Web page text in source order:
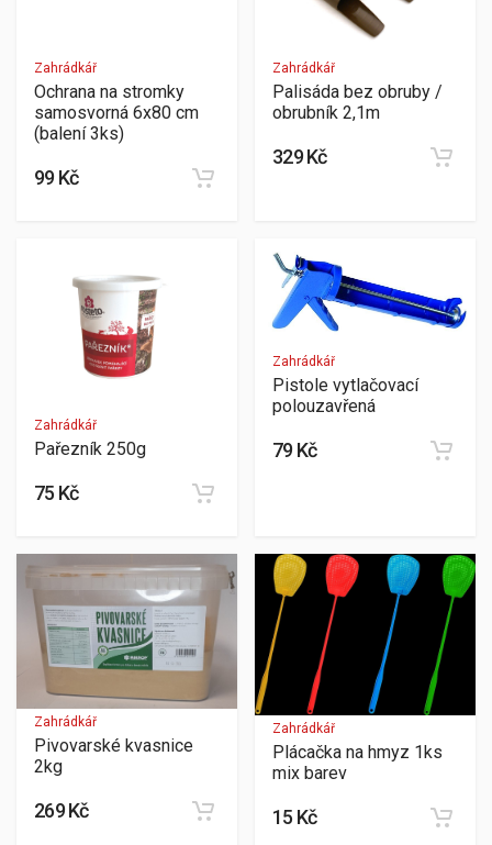
Zahrádkář
Ochrana na stromky
samosvorná 6x80 cm
(balení 3ks)
99 Kč
Zahrádkář
Palisáda bez obruby /
obrubník 2,1m
329 Kč
Zahrádkář
Pařezník 250g
75 Kč
Zahrádkář
Pistole vytlačovací
polouzavřená
79 Kč
Zahrádkář
Pivovarské kvasnice
2kg
269 Kč
Zahrádkář
Plácačka na hmyz 1ks
mix barev
15 Kč